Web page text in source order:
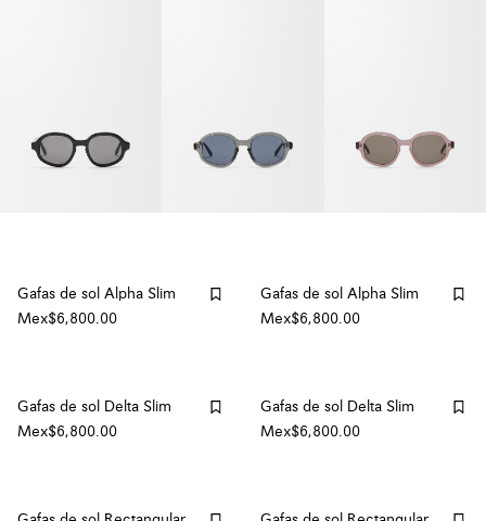
Gafas de sol Alpha Slim
Mex$6,800.00
Gafas de sol Alpha Slim
Mex$6,800.00
Gafas de sol Delta Slim
Mex$6,800.00
Gafas de sol Delta Slim
Mex$6,800.00